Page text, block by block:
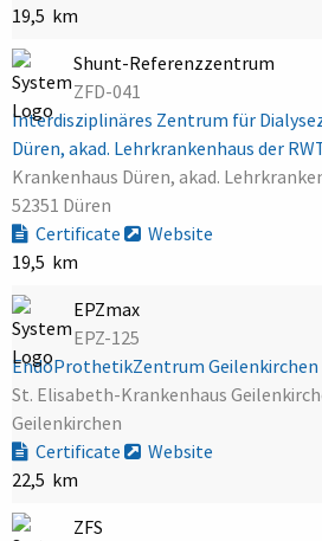
19,5 km
Shunt-Referenzzentrum
ZFD-041
Interdisziplinäres Zentrum für
Düren, akad. Lehrkrankenhaus der
Krankenhaus Düren, akad.
52351 Düren
Certificate
Website
19,5 km
EPZmax
EPZ-125
EndoProthetikZentrum Geilenkirchen
St. Elisabeth-Krankenhaus
Geilenkirchen
Certificate
Website
22,5 km
ZFS